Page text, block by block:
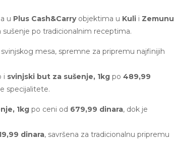
u Plus Cash&Carryobjektima u Kuli i Zemunu
sušenje po tradicionalnim receptima.
mesa, spremne za pripremu najfinijih
i svinjski but za sušenje, 1kg po489,99
specijalitete.
1kg po ceni od 679,99 dinara, dok je
dinara, savršena za tradicionalnu pripremu